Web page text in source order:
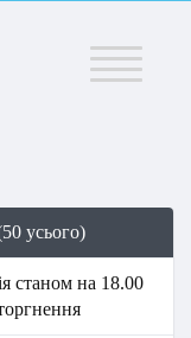
Меню
усього)
станом на 18.00